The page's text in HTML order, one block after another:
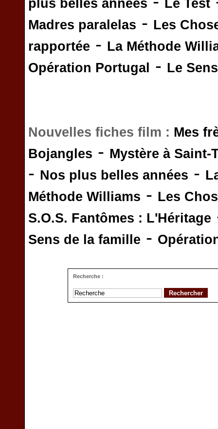
plus belles années
Le Test
Madres paralelas - Les
rapportée - La Méthode
Opération Portugal
- Le
Nouvelles fiches film : Mes
Bojangles - Mystère à Saint-
- Nos plus belles années -
Méthode Williams - Les
S.O.S. Fantômes : L'Héritage
Sens de la famille -
Recherche :